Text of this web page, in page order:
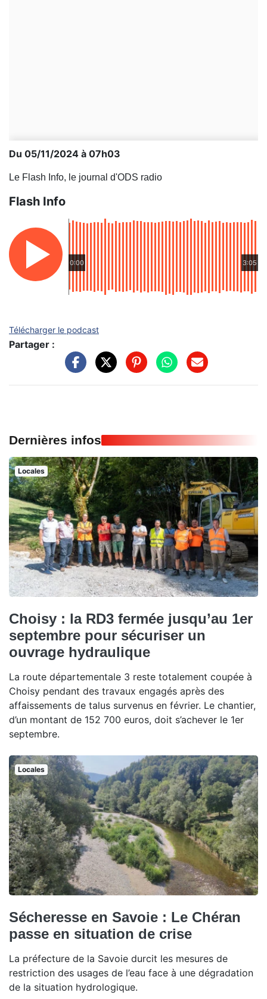
Du 05/11/2024 à 07h03
Le Flash Info, le journal d'ODS radio
Flash Info
0:00 3:05
Télécharger le podcast
Partager :
Dernières infos
Locales
Choisy : la RD3 fermée jusqu’au 1er
septembre pour sécuriser un
ouvrage hydraulique
La route départementale 3 reste totalement coupée à
Choisy pendant des travaux engagés après des
affaissements de talus survenus en février. Le chantier,
d’un montant de 152 700 euros, doit s’achever le 1er
septembre.
Locales
Sécheresse en Savoie : Le Chéran
passe en situation de crise
La préfecture de la Savoie durcit les mesures de
restriction des usages de l’eau face à une dégradation
de la situation hydrologique.